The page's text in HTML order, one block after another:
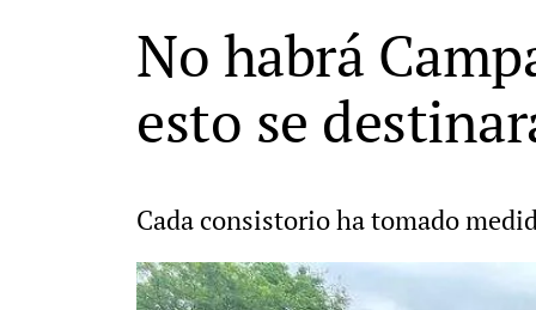
No habrá
esto se
Cada consistorio ha tomado